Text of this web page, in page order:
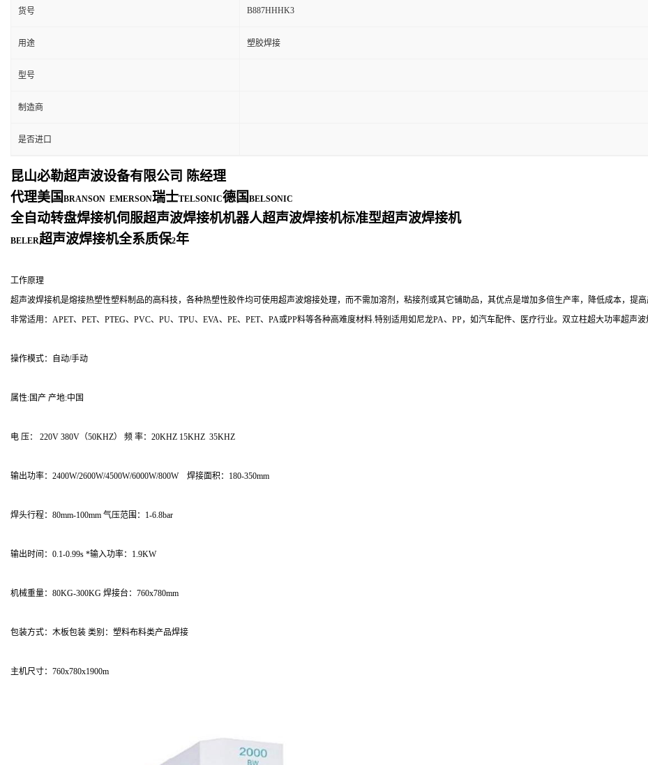
货号 B887HHHK3
用途 塑胶焊接
型号
制造商
是否进口
昆山必勒超声波设备有限公司
陈经理
代理美国 BRANSON EMERSON瑞士TELSONIC德国 BELSONIC
全自动转盘焊接机伺服超声波焊接机机器人超声波焊接机标准型超声波焊接机
BELER超声波焊接机全系质保2年
工作原理
超声波焊接机是熔接热塑性塑料制品的高科技，各种热塑性胶件均可使用超声波熔接处理，而不需加溶剂，粘接剂或其它铺助品，其优点是增加多倍生产率，降低成本，提高
非常适用：APET、PET、PTEG、PVC、PU、TPU、EVA、PE、PET、PA或PP料等各种高难度材料.特别适用如尼龙PA、PP，如汽车配件、医疗行业。双立柱超大功率超声
操作模式：自动/手动
属性:国产 产地:中国
电 压： 220V 380V（50KHZ） 频 率：20KHZ 15KHZ 35KHZ
输出功率：2400W/2600W/4500W/6000W/800W 焊接面积：180-350mm
焊头行程：80mm-100mm 气压范围：1-6.8bar
输出时间：0.1-0.99s *输入功率：1.9KW
机械重量：80KG-300KG 焊接台：760x780mm
包装方式：木板包装 类别：塑料布料类产品焊接
主机尺寸：760x780x1900m